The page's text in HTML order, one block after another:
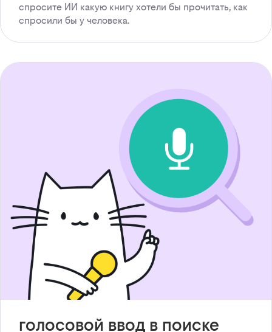
спросите ИИ какую книгу хотели бы прочитать, как
спросили бы у человека.
голосовой ввод в поиске